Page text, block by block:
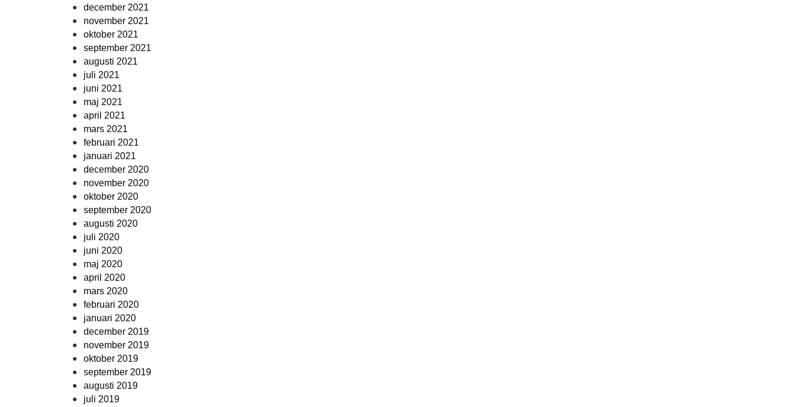
december 2021
november 2021
oktober 2021
september 2021
augusti 2021
juli 2021
juni 2021
maj 2021
april 2021
mars 2021
februari 2021
januari 2021
december 2020
november 2020
oktober 2020
september 2020
augusti 2020
juli 2020
juni 2020
maj 2020
april 2020
mars 2020
februari 2020
januari 2020
december 2019
november 2019
oktober 2019
september 2019
augusti 2019
juli 2019